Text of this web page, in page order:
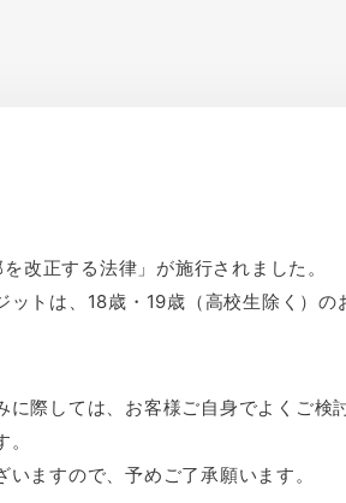
改正する法律」が施行されました。
トは、18歳・19歳（高校生除く）
際しては、お客様ご自身でよくご検
ますので、予めご了承願います。